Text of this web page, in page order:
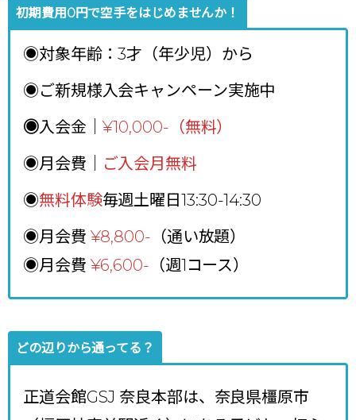
初期費用0円で空手をはじめませんか！
◉対象年齢：3才（年少児）から
◉ご新規様入会キャンペーン実施中
◉入会金｜ ¥10,000-（無料）
◉月会費｜
ご入会月無料
◉無料体験毎週土曜日13:30-14:30
◉月会費 ¥8,800- （通い放題）
◉月会費 ¥6,600- （週1コース）
どの辺りから通ってる？
正道会館GSJ 奈良本部は、奈良県橿原市